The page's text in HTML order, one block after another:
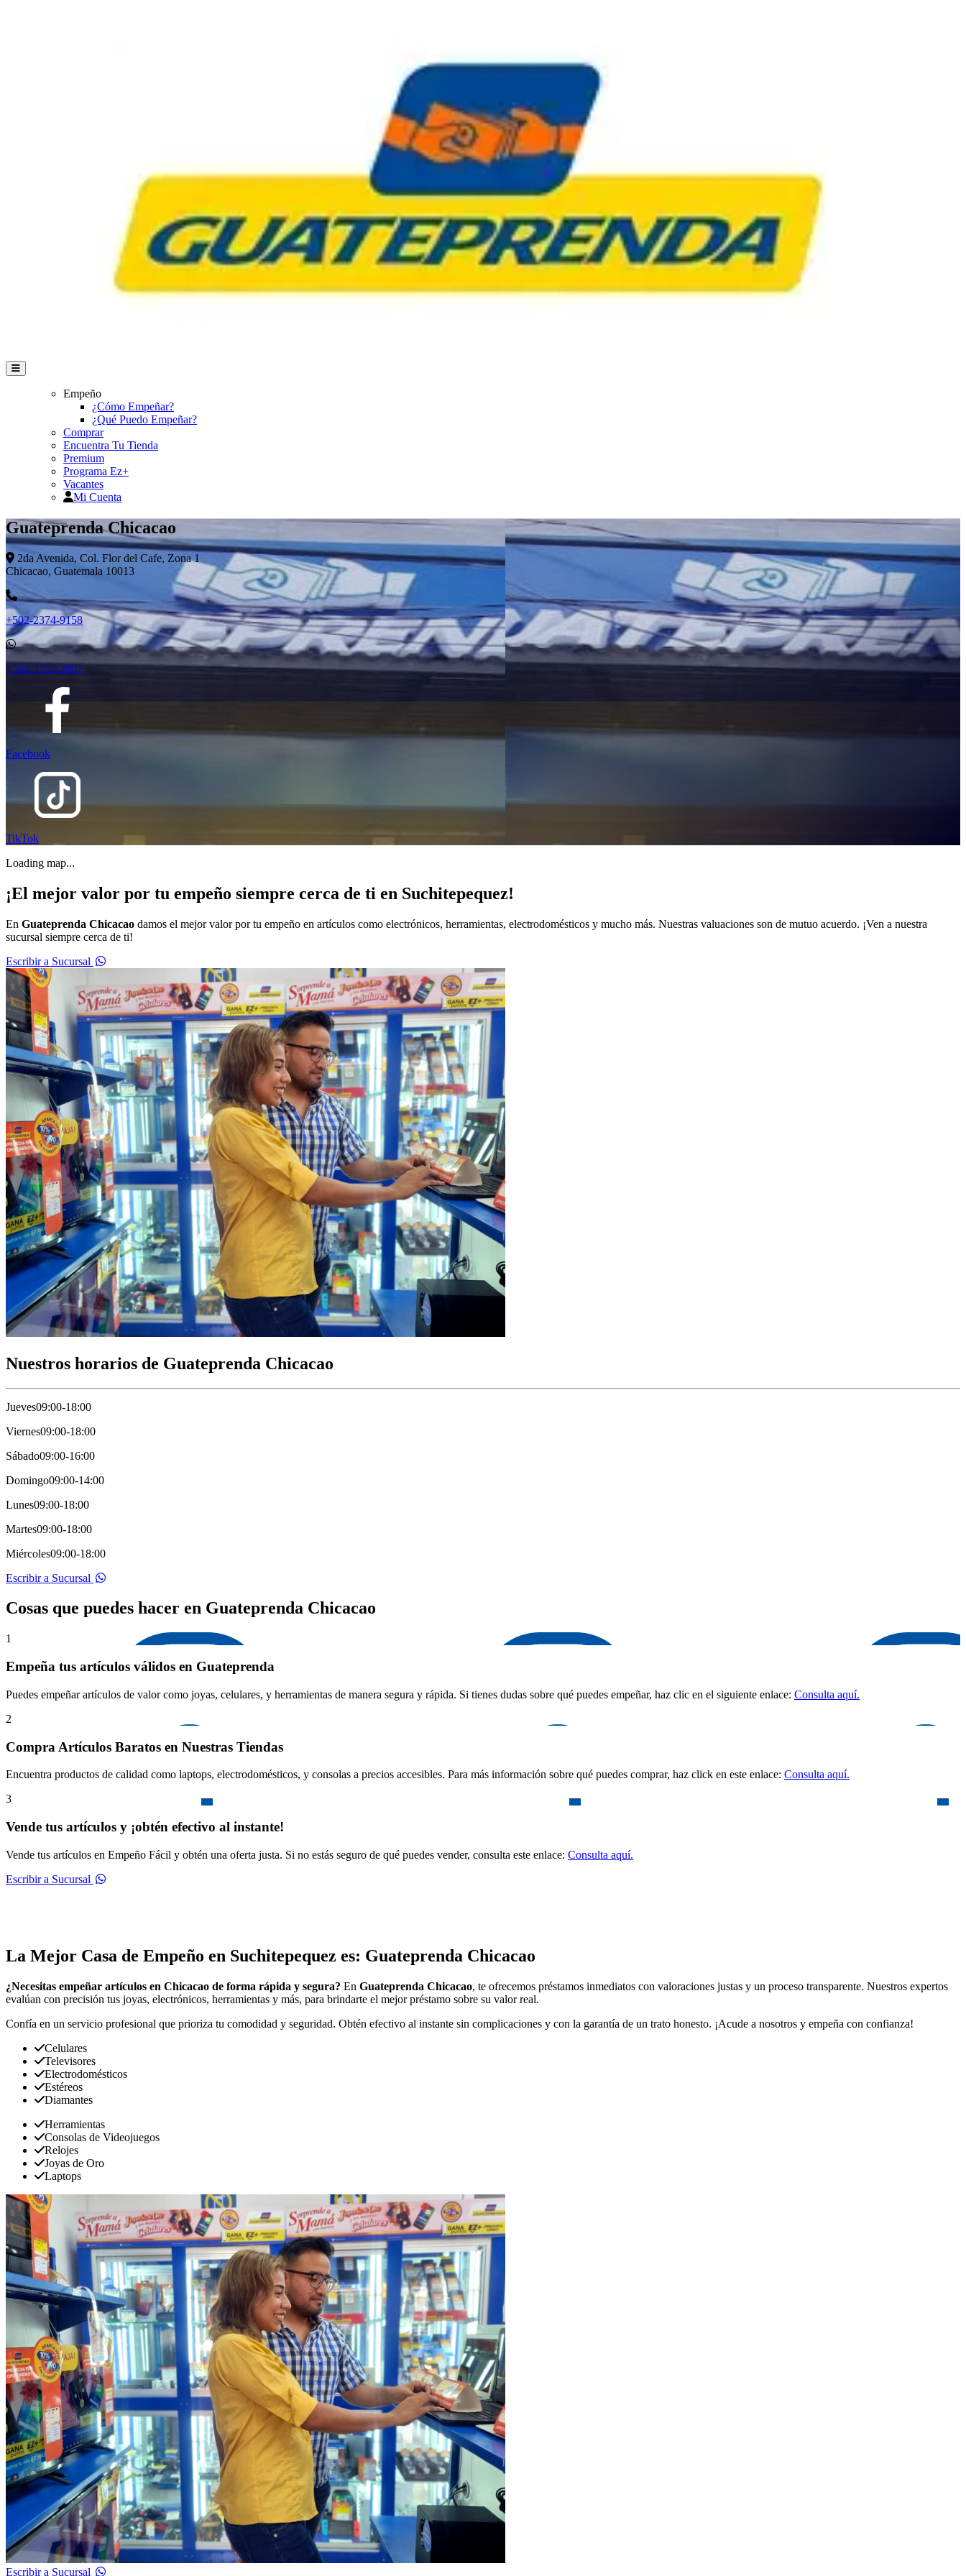
Empeño
¿Cómo Empeñar?
¿Qué Puedo Empeñar?
Comprar
Encuentra Tu Tienda
Premium
Programa Ez+
Vacantes
Mi Cuenta
Guateprenda Chicacao
2da Avenida, Col. Flor del Cafe, Zona 1
Chicacao, Guatemala 10013
+502-2374-9158
+502-3766-2807
Facebook
TikTok
Loading map...
¡El mejor valor por tu empeño siempre cerca de ti en Suchitepequez!
En Guateprenda Chicacao damos el mejor valor por tu empeño en artículos como electrónicos, herramientas, electrodomésticos y mucho más. Nuestras valuaciones son de mutuo acuerdo. ¡Ven a nuestra
sucursal siempre cerca de ti!
Escribir a Sucursal
Nuestros horarios de Guateprenda Chicacao
Jueves09:00-18:00
Viernes09:00-18:00
Sábado09:00-16:00
Domingo09:00-14:00
Lunes09:00-18:00
Martes09:00-18:00
Miércoles09:00-18:00
Escribir a Sucursal
Cosas que puedes hacer en Guateprenda Chicacao
1
Empeña tus artículos válidos en Guateprenda
Puedes empeñar artículos de valor como joyas, celulares, y herramientas de manera segura y rápida. Si tienes dudas sobre qué puedes empeñar, haz clic en el siguiente enlace: Consulta aquí.
2
Compra Artículos Baratos en Nuestras Tiendas
Encuentra productos de calidad como laptops, electrodomésticos, y consolas a precios accesibles. Para más información sobre qué puedes comprar, haz click en este enlace: Consulta aquí.
3
Vende tus artículos y ¡obtén efectivo al instante!
Vende tus artículos en Empeño Fácil y obtén una oferta justa. Si no estás seguro de qué puedes vender, consulta este enlace: Consulta aquí.
Escribir a Sucursal
La Mejor Casa de Empeño en Suchitepequez es: Guateprenda Chicacao
¿Necesitas empeñar artículos en Chicacao de forma rápida y segura? En Guateprenda Chicacao, te ofrecemos préstamos inmediatos con valoraciones justas y un proceso transparente. Nuestros expertos
evalúan con precisión tus joyas, electrónicos, herramientas y más, para brindarte el mejor préstamo sobre su valor real.
Confía en un servicio profesional que prioriza tu comodidad y seguridad. Obtén efectivo al instante sin complicaciones y con la garantía de un trato honesto. ¡Acude a nosotros y empeña con confianza!
Celulares
Televisores
Electrodomésticos
Estéreos
Diamantes
Herramientas
Consolas de Videojuegos
Relojes
Joyas de Oro
Laptops
Escribir a Sucursal